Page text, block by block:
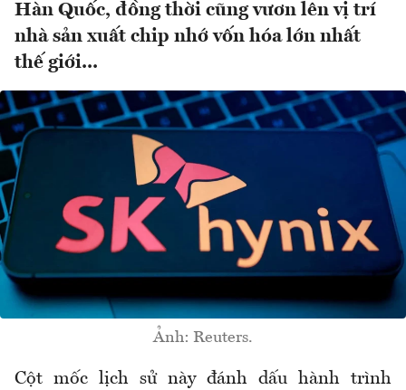
Hàn Quốc, đồng thời cũng vươn lên vị trí
nhà sản xuất chip nhớ vốn hóa lớn nhất
thế giới...
Ảnh: Reuters.
Cột mốc lịch sử này đánh dấu hành trình